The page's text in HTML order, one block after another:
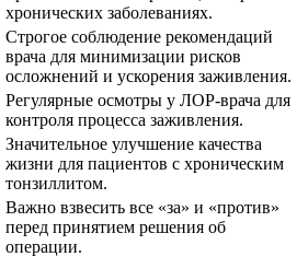
хронических заболеваниях.
Строгое соблюдение рекомендаций
врача для минимизации рисков
осложнений и ускорения заживления.
Регулярные осмотры у ЛОР-врача для
контроля процесса заживления.
Значительное улучшение качества
жизни для пациентов с хроническим
тонзиллитом.
Важно взвесить все «за» и «против»
перед принятием решения об
операции.